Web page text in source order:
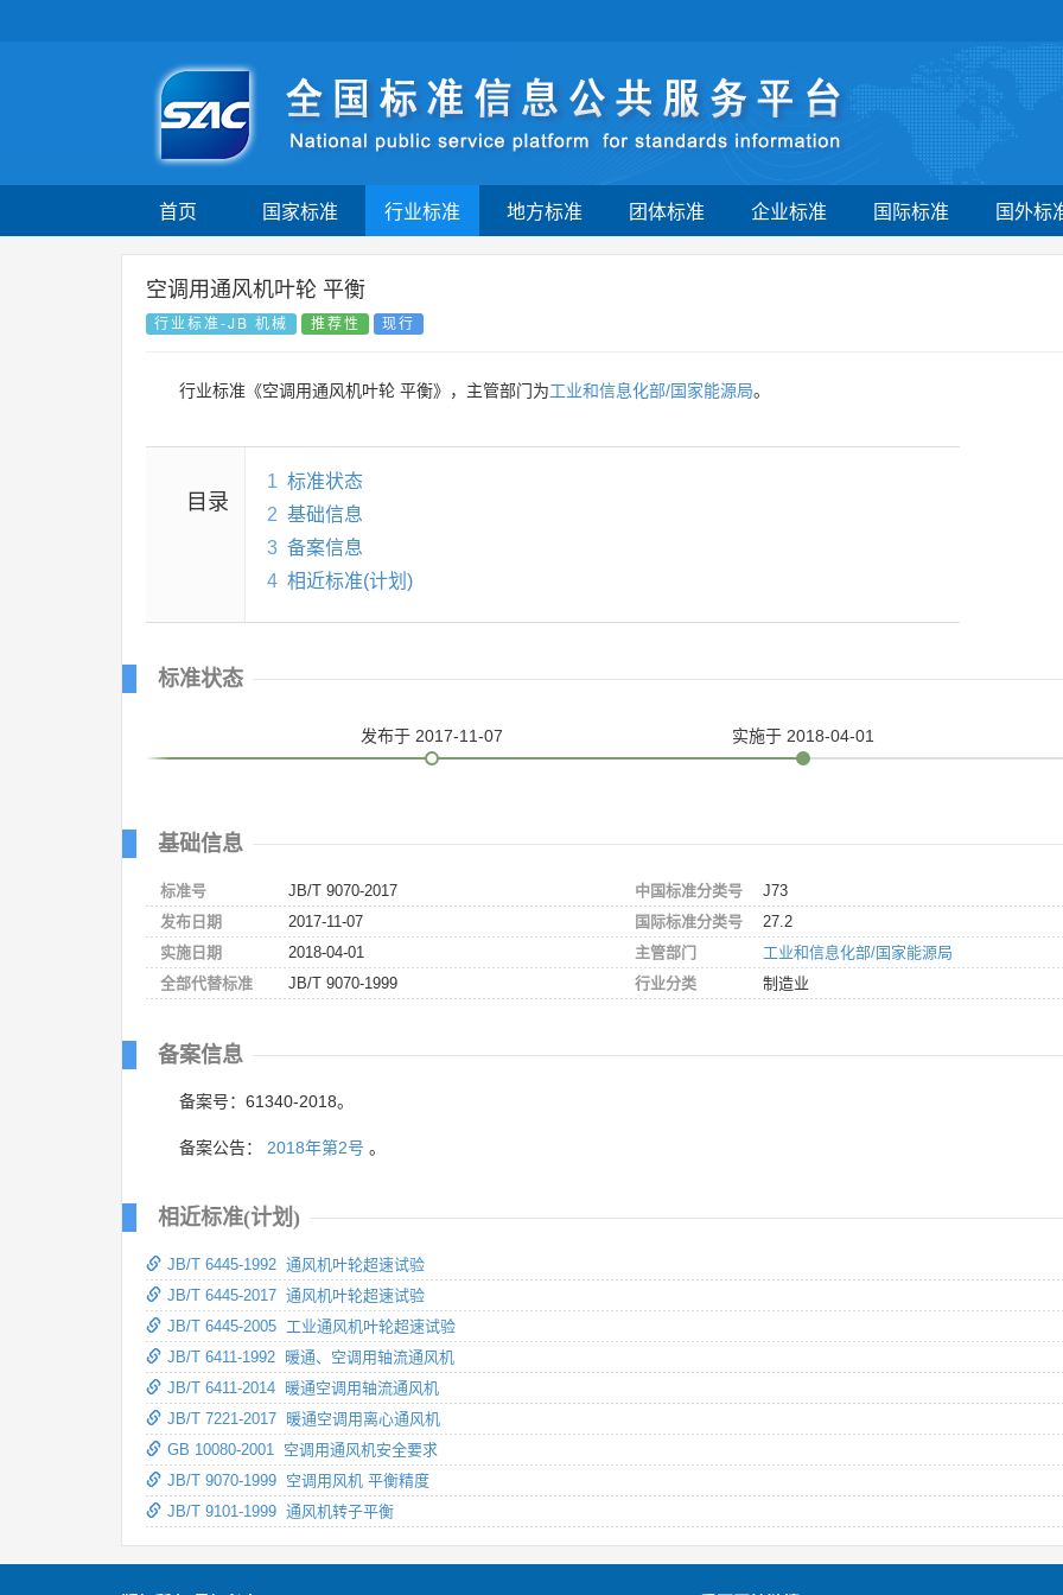
首页 国家标准 行业标准 地方标准 团体标准 企业标准 国际标准 国外标
空调用通风机叶轮 平衡
行业标准-JB 机械 推荐性 现行
行业标准《空调用通风机叶轮 平衡》，主管部门为工业和信息化部/国家能源局。
目录
1 标准状态
2 基础信息
3 备案信息
4 相近标准(计划)
标准状态
发布于 2017-11-07 实施于 2018-04-01
基础信息
标准号
JB/T 9070-2017
发布日期
2017-11-07
实施日期
2018-04-01
全部代替标准
JB/T 9070-1999
中国标准分类号
J73
国际标准分类号
27.2
主管部门
工业和信息化部/国家能源局
行业分类
制造业
备案信息
备案号：61340-2018。
备案公告： 2018年第2号 。
相近标准(计划)
JB/T 6445-1992 通风机叶轮超速试验
JB/T 6445-2017 通风机叶轮超速试验
JB/T 6445-2005 工业通风机叶轮超速试验
JB/T 6411-1992 暖通、空调用轴流通风机
JB/T 6411-2014 暖通空调用轴流通风机
JB/T 7221-2017 暖通空调用离心通风机
GB 10080-2001 空调用通风机安全要求
JB/T 9070-1999 空调用风机 平衡精度
JB/T 9101-1999 通风机转子平衡